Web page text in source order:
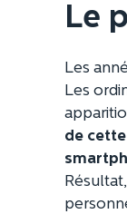
Le
Les
Les
de